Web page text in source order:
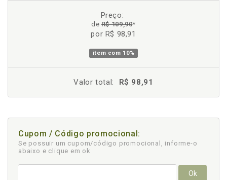
Preço:
deR$ 109,90*
por R$ 98,91
item com 10%
Valor total: R$ 98,91
Cupom / Código promocional:
Se possuir um cupom/código promocional, informe-o
abaixo e clique em ok
Ok